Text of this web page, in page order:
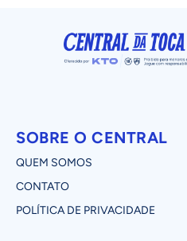
SOBRE O CENTRAL
QUEM SOMOS
CONTATO
POLÍTICA DE PRIVACIDADE